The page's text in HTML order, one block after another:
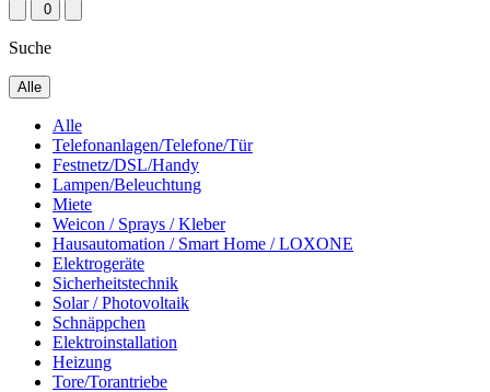
0
Suche
Alle
Alle
Telefonanlagen/Telefone/Tür
Festnetz/DSL/Handy
Lampen/Beleuchtung
Miete
Weicon / Sprays / Kleber
Hausautomation / Smart Home / LOXONE
Elektrogeräte
Sicherheitstechnik
Solar / Photovoltaik
Schnäppchen
Elektroinstallation
Heizung
Tore/Torantriebe